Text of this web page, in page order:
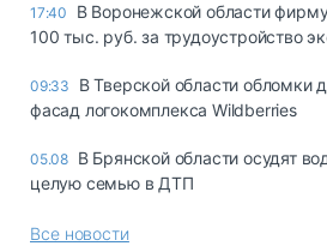
17:40
В Воронежской области
100 тыс. руб. за трудоустройство
09:33
В Тверской области обломки
фасад логокомплекса Wildberries
05.08 В Брянской области осудят
целую семью в ДТП
Все новости